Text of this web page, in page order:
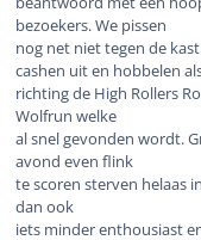
bezoekers. We pissen
nog net niet tegen de
cashen uit en hobbelen
richting de High Rollers
Wolfrun welke
al snel gevonden wordt.
avond even flink
te scoren sterven helaas
dan ook
iets minder enthousiast